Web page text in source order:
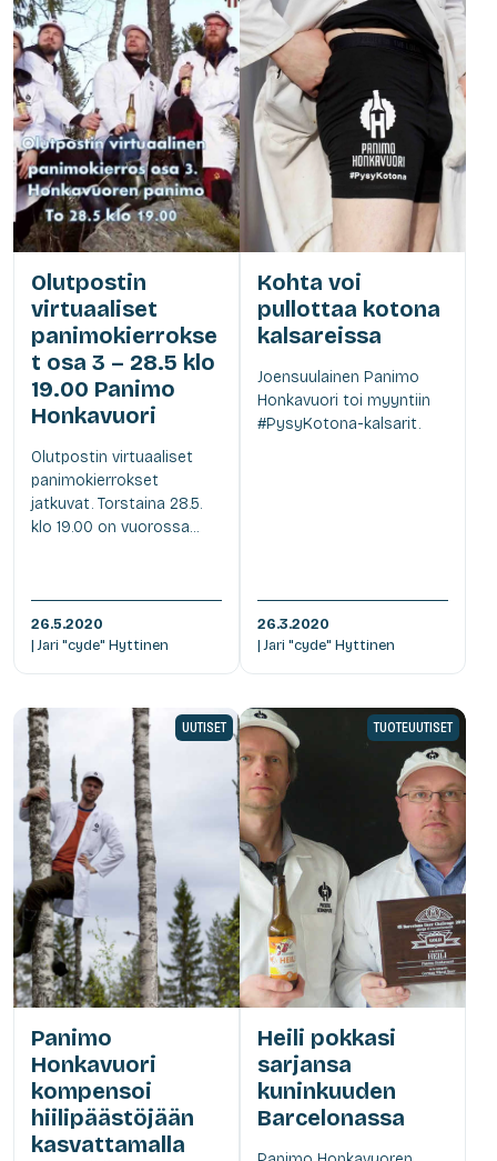
Olutpostin
virtuaaliset
panimokierrokse
t osa 3 – 28.5 klo
19.00 Panimo
Honkavuori
Olutpostin virtuaaliset
panimokierrokset
jatkuvat. Torstaina 28.5.
klo 19.00 on vuorossa...
26.5.2020
| Jari "cyde" Hyttinen
Kohta voi
pullottaa kotona
kalsareissa
Joensuulainen Panimo
Honkavuori toi myyntiin
#PysyKotona-kalsarit.
26.3.2020
| Jari "cyde" Hyttinen
UUTISET
Panimo
Honkavuori
kompensoi
hiilipäästöjään
kasvattamalla
TUOTEUUTISET
Heili pokkasi
sarjansa
kuninkuuden
Barcelonassa